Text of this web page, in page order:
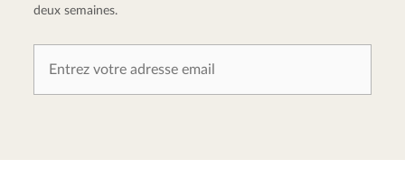
deux semaines.